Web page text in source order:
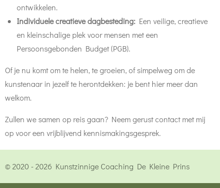
ontwikkelen.
Individuele creatieve dagbesteding: Een veilige, creatieve
en kleinschalige plek voor mensen met een
Persoonsgebonden Budget (PGB).
Of je nu komt om te helen, te groeien, of simpelweg om de
kunstenaar in jezelf te herontdekken: je bent hier meer dan
welkom.
Zullen we samen op reis gaan? Neem gerust contact met mij
op voor een vrijblijvend kennismakingsgesprek.
© 2020 - 2026 Kunstzinnige Coaching De Kleine Prins